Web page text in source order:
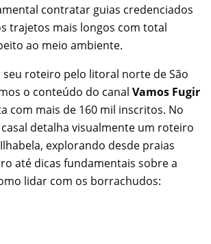
contratar guias credenciados
trajetos mais longos com total
ao meio ambiente.
roteiro pelo litoral norte de São
o conteúdo do canal Vamos Fugir
com mais de 160 mil inscritos. No
detalha visualmente um roteiro
explorando desde praias
até dicas fundamentais sobre a
lidar com os borrachudos: